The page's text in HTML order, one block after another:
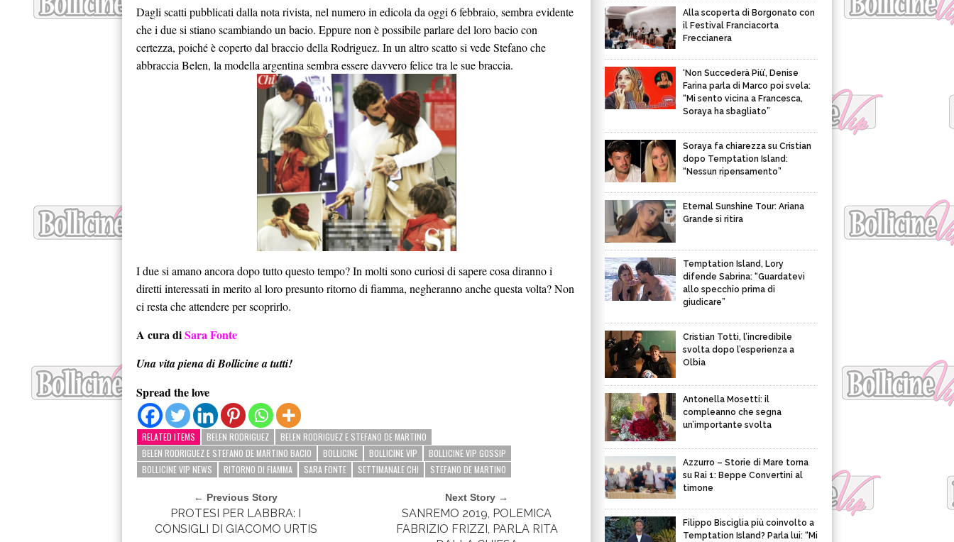
Dagli scatti pubblicati dalla nota rivista, nel numero in edicola da oggi 6 febbraio, sembra evidente
che i due si stiano scambiando un bacio. Eppure non è possibile parlare del loro bacio con
certezza, poiché è coperto dal braccio della Rodriguez. In un altro scatto si vede Stefano che
abbraccia Belen, la modella argentina sembra essere davvero felice tra le sue braccia.
I due si amano ancora dopo tutto questo tempo? In molti sono curiosi di sapere cosa diranno i
diretti interessati in merito al loro presunto ritorno di fiamma, negheranno anche questa volta? Non
ci resta che attendere per scoprirlo.
A cura diSara Fonte
Una vita piena di Bollicine a tutti!
Spread the love
RELATED ITEMS BELEN RODRIGUEZ
BELEN RODRIGUEZ E STEFANO DE MARTINO
BELEN RODRIGUEZ E STEFANO DE MARTINO BACIO
BOLLICINE BOLLICINE VIP
BOLLICINE VIP GOSSIP
BOLLICINE VIP NEWS
RITORNO DI FIAMMA SARA FONTE SETTIMANALE CHI STEFANO DE MARTINO
← Previous Story
PROTESI PER LABBRA: I
CONSIGLI DI GIACOMO URTIS
Next Story →
SANREMO 2019, POLEMICA
FABRIZIO FRIZZI, PARLA RITA
Alla scoperta di Borgonato con
il Festival Franciacorta
Freccianera
‘Non Succederà Più’, Denise
Farina parla di Marco poi svela:
“Mi sento vicina a Francesca,
Soraya ha sbagliato”
Soraya fa chiarezza su Cristian
dopo Temptation Island:
“Nessun ripensamento”
Eternal Sunshine Tour: Ariana
Grande si ritira
Temptation Island, Lory
difende Sabrina: “Guardatevi
allo specchio prima di
giudicare”
Cristian Totti, l’incredibile
svolta dopo l’esperienza a
Olbia
Antonella Mosetti: il
compleanno che segna
un’importante svolta
Azzurro – Storie di Mare torna
su Rai 1: Beppe Convertini al
timone
Filippo Bisciglia più coinvolto a
Temptation Island? Parla lui: “Mi